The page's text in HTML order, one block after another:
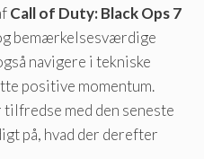
Call of Duty: Black Ops 7
bemærkelsesværdige
navigere i tekniske
positive momentum.
med den seneste
på, hvad der derefter